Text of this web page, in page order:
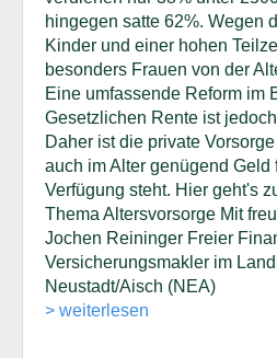
hingegen satte 62%. Wegen
Kinder und einer hohen
besonders Frauen von der
Eine umfassende Reform im
Gesetzlichen Rente ist
Daher ist die private
auch im Alter genügend Geld
Verfügung steht. Hier geht's
Thema Altersvorsorge Mit
Jochen Reininger Freier
Versicherungsmakler im
Neustadt/Aisch (NEA)
> weiterlesen